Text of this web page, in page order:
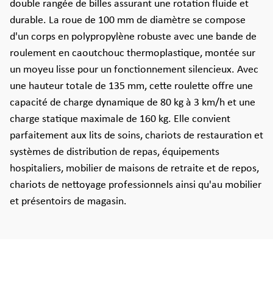
double rangée de billes assurant une rotation fluide et
durable. La roue de 100 mm de diamètre se compose
d'un corps en polypropylène robuste avec une bande de
roulement en caoutchouc thermoplastique, montée sur
un moyeu lisse pour un fonctionnement silencieux. Avec
une hauteur totale de 135 mm, cette roulette offre une
capacité de charge dynamique de 80 kg à 3 km/h et une
charge statique maximale de 160 kg. Elle convient
parfaitement aux lits de soins, chariots de restauration et
systèmes de distribution de repas, équipements
hospitaliers, mobilier de maisons de retraite et de repos,
chariots de nettoyage professionnels ainsi qu'au mobilier
et présentoirs de magasin.